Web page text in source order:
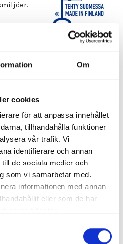
Om
cookies
för att anpassa innehållet
tillhandahålla funktioner
vår trafik. Vi
identifierare och annan
de sociala medier och
som vi samarbetar med.
informationen med annan
eller som de har
sig för både industri- och
samt tillbehör kompletterar
LED-4700 3,1W & 6,3W
IP67